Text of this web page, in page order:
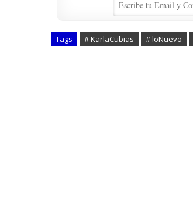
Tags # KarlaCubias # loNuevo